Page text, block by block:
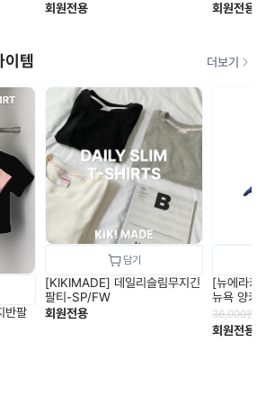
회원전용 회원전용
이템 더보기
반팔
[KIKIMADE] 데일리슬림무지긴
팔티-SP/FW
회원전용
[뉴에라
뉴욕 양키
로얄
36,000원
회원전용